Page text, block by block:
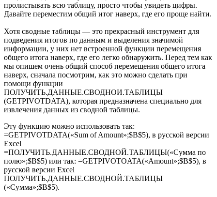
пролистывать всю таблицу, просто чтобы увидеть цифры.
Давайте переместим общий итог наверх, где его проще найти.
Хотя сводные таблицы — это прекрасный инструмент для
подведения итогов по данным и выделения значимой
информации, у них нет встроенной функции перемещения
общего итога наверх, где его легко обнаружить. Перед тем как
мы опишем очень общий способ перемещения общего итога
наверх, сначала посмотрим, как это можно сделать при
помощи функции
ПОЛУЧИТЬ.ДАННЫЕ.СВОДНОИ.ТАБЛИЦЫ
(GETPIVOTDATA), которая предназначена специально для
извлечения данных из сводной таблицы.
Эту функцию можно использовать так:
=GETPIVOTDATA(«Sum of Amount»;$B$5), в русской версии
Excel
=ПОЛУЧИТЬ.ДАННЫЕ.СВОДНОЙ.ТАБЛИЦЫ(«Сумма по
полю»;$B$5) или так: =GETPIVOTOATA(«Amount»;$B$5), в
русской версии Excel
ПОЛУЧИТЬ.ДАННЫЕ.СВОДНОЙ.ТАБЛИЦЫ
(«Сумма»;$В$5).